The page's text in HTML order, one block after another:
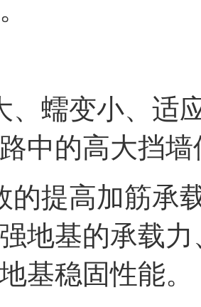
、蠕变小、适
中的高大挡墙
的提高加筋承
地基的承载
基稳固性能。